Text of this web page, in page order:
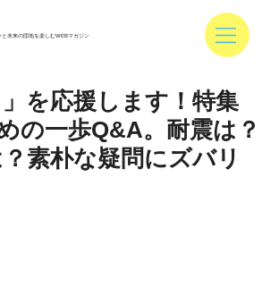
と未来の団地を楽しむWEBマガジン
」を応援します！特集
一歩Q&A。耐震は？
素朴な疑問にズバリ